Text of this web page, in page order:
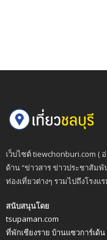
เว็บไซต์ tiewchonburi.com (
ด้าน “ข่าวสาร ข่าวประชาสัม
ท่องเที่ยวต่างๆ รวมไปถึงโรง
สนับสนุนโดย
tsupaman.com
ที่พักเชียงราย บ้านแซวการ์เด้